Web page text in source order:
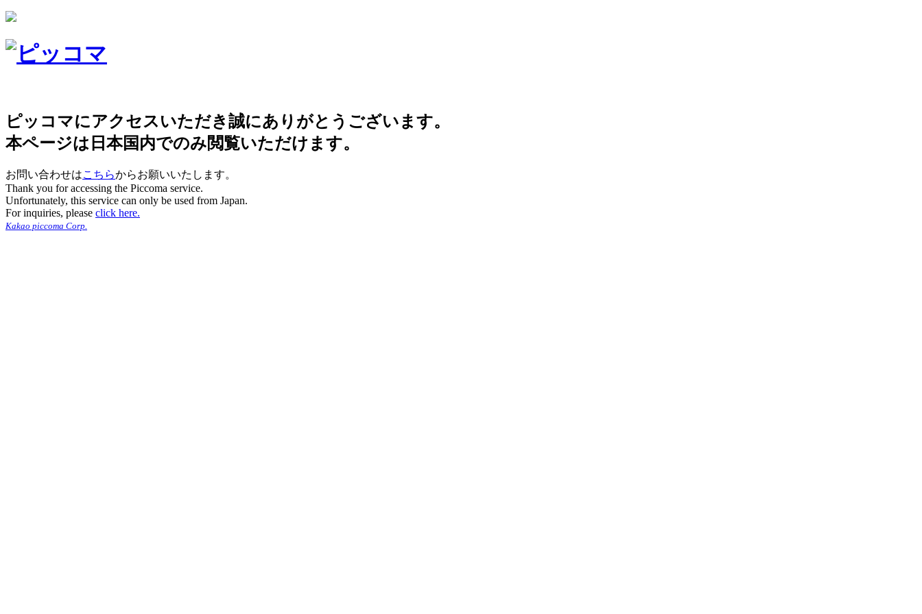
ピッコマにアクセスいただき誠にありがとうございます。
本ページは日本国内でのみ閲覧いただけます。
お問い合わせはこちらからお願いいたします。
Thank you for accessing the Piccoma service.
Unfortunately, this service can only be used from Japan.
For inquiries, please click here.
Kakao piccoma Corp.